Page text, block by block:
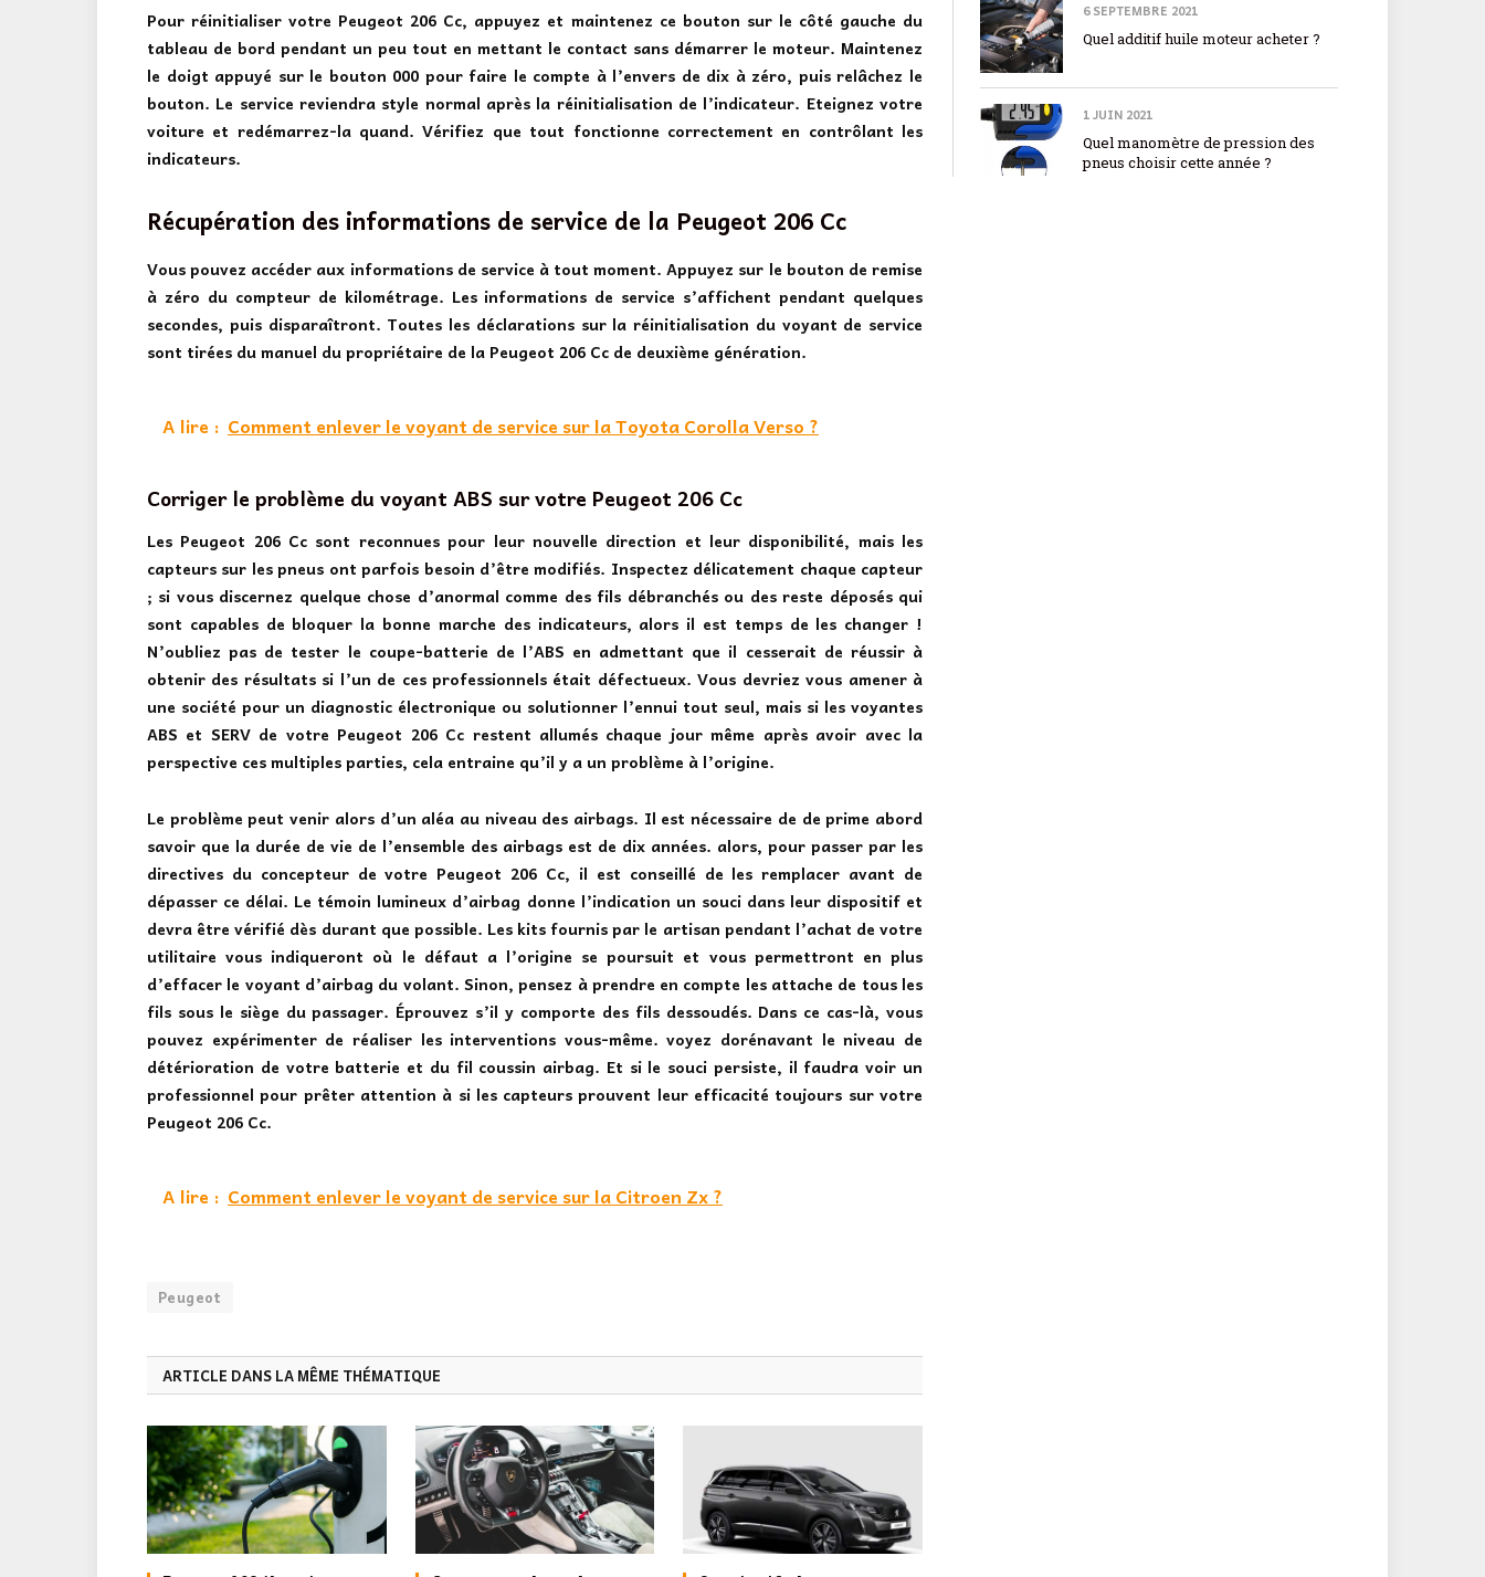
Pour réinitialiser votre Peugeot 206 Cc, appuyez et maintenez ce bouton sur le côté gauche du
tableau de bord pendant un peu tout en mettant le contact sans démarrer le moteur. Maintenez
le doigt appuyé sur le bouton 000 pour faire le compte à l’envers de dix à zéro, puis relâchez le
bouton. Le service reviendra style normal après la réinitialisation de l’indicateur. Eteignez votre
voiture et redémarrez-la quand. Vérifiez que tout fonctionne correctement en contrôlant les
indicateurs.
Récupération des informations de service de la Peugeot 206 Cc
Vous pouvez accéder aux informations de service à tout moment. Appuyez sur le bouton de remise
à zéro du compteur de kilométrage. Les informations de service s’affichent pendant quelques
secondes, puis disparaîtront. Toutes les déclarations sur la réinitialisation du voyant de service
sont tirées du manuel du propriétaire de la Peugeot 206 Cc de deuxième génération.
A lire : Comment enlever le voyant de service sur la Toyota Corolla Verso ?
Corriger le problème du voyant ABS sur votre Peugeot 206 Cc
Les Peugeot 206 Cc sont reconnues pour leur nouvelle direction et leur disponibilité, mais les
capteurs sur les pneus ont parfois besoin d’être modifiés. Inspectez délicatement chaque capteur
; si vous discernez quelque chose d’anormal comme des fils débranchés ou des reste déposés qui
sont capables de bloquer la bonne marche des indicateurs, alors il est temps de les changer !
N’oubliez pas de tester le coupe-batterie de l’ABS en admettant que il cesserait de réussir à
obtenir des résultats si l’un de ces professionnels était défectueux. Vous devriez vous amener à
une société pour un diagnostic électronique ou solutionner l’ennui tout seul, mais si les voyantes
ABS et SERV de votre Peugeot 206 Cc restent allumés chaque jour même après avoir avec la
perspective ces multiples parties, cela entraine qu’il y a un problème à l’origine.
Le problème peut venir alors d’un aléa au niveau des airbags. Il est nécessaire de de prime abord
savoir que la durée de vie de l’ensemble des airbags est de dix années. alors, pour passer par les
directives du concepteur de votre Peugeot 206 Cc, il est conseillé de les remplacer avant de
dépasser ce délai. Le témoin lumineux d’airbag donne l’indication un souci dans leur dispositif et
devra être vérifié dès durant que possible. Les kits fournis par le artisan pendant l’achat de votre
utilitaire vous indiqueront où le défaut a l’origine se poursuit et vous permettront en plus
d’effacer le voyant d’airbag du volant. Sinon, pensez à prendre en compte les attache de tous les
fils sous le siège du passager. Éprouvez s’il y comporte des fils dessoudés. Dans ce cas-là, vous
pouvez expérimenter de réaliser les interventions vous-même. voyez dorénavant le niveau de
détérioration de votre batterie et du fil coussin airbag. Et si le souci persiste, il faudra voir un
professionnel pour prêter attention à si les capteurs prouvent leur efficacité toujours sur votre
Peugeot 206 Cc.
A lire : Comment enlever le voyant de service sur la Citroen Zx ?
Peugeot
ARTICLE DANS LA MÊME THÉMATIQUE
6 SEPTEMBRE 2021
Quel additif huile moteur acheter ?
1 JUIN 2021
Quel manomètre de pression des
pneus choisir cette année ?